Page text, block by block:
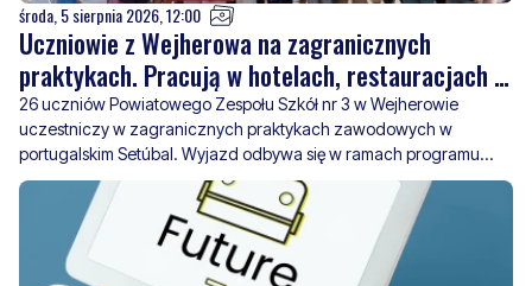
środa, 5 sierpnia 2026, 12:00
Uczniowie z Wejherowa na zagranicznych
praktykach. Pracują w hotelach, restauracjach i
magazynach
26 uczniów Powiatowego Zespołu Szkół nr 3 w Wejherowie
uczestniczy w zagranicznych praktykach zawodowych w
portugalskim Setúbal. Wyjazd odbywa się w ramach programu
Erasmus+